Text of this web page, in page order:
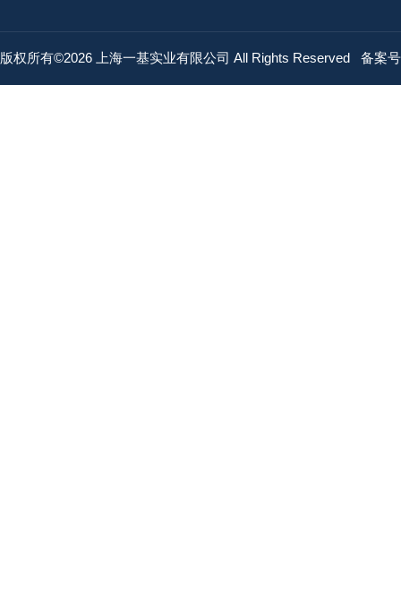
版权所有©2026 上海一基实业有限公司 All Rights Reserved 备案